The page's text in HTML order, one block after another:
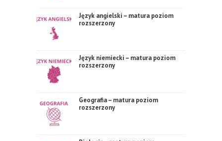
Język angielski – matura poziom
rozszerzony
Język niemiecki – matura poziom
rozszerzony
Geografia – matura poziom
rozszerzony